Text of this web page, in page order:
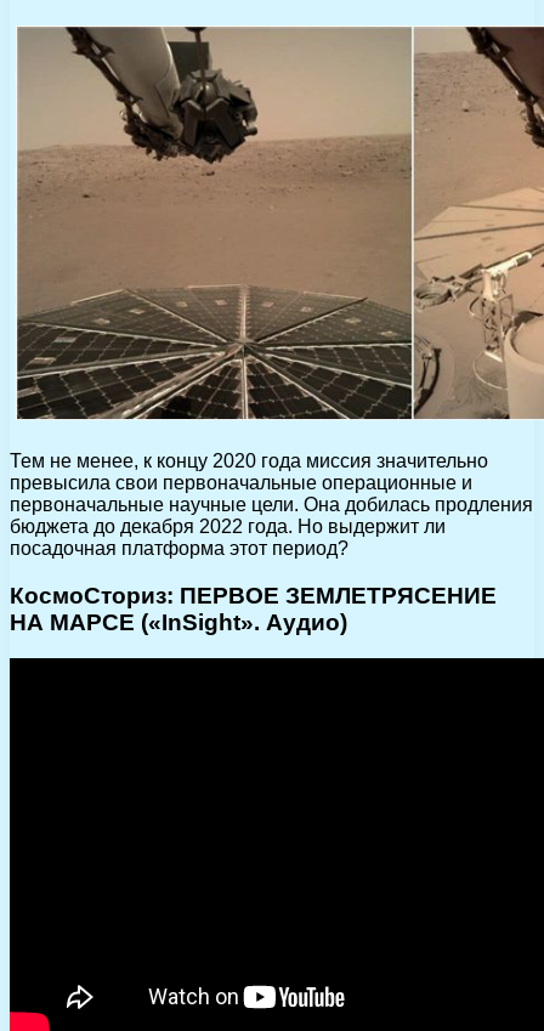
Тем не менее, к концу 2020 года миссия значительно
превысила свои первоначальные операционные и
первоначальные научные цели. Она добилась продления
бюджета до декабря 2022 года. Но выдержит ли
посадочная платформа этот период?
КосмоСториз: ПЕРВОЕ ЗЕМЛЕТРЯСЕНИЕ
НА МАРСЕ («InSight». Аудио)